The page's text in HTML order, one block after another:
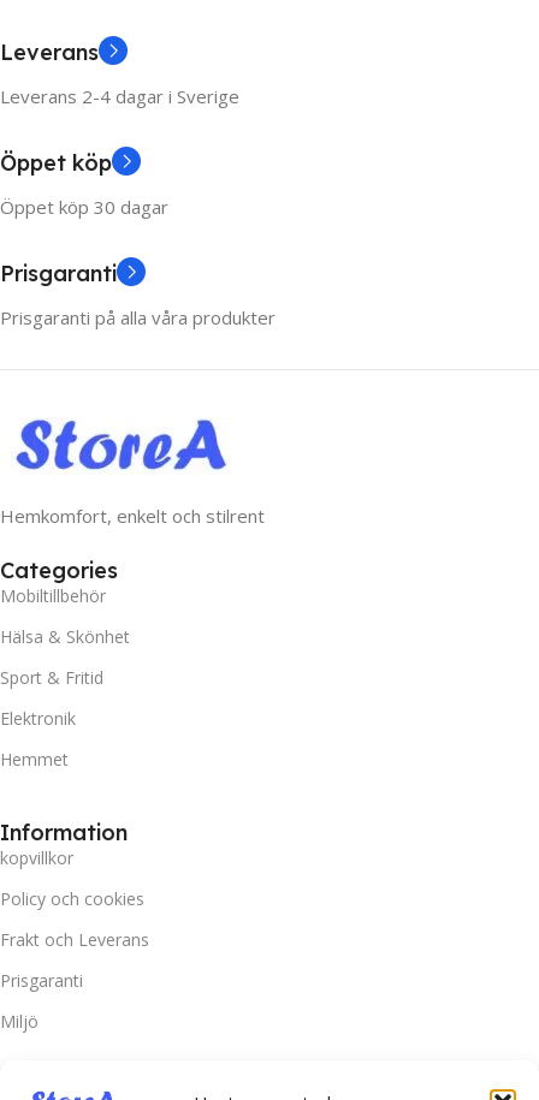
Leverans
Leverans 2-4 dagar i Sverige
Öppet köp
Öppet köp 30 dagar
Prisgaranti
Prisgaranti på alla våra produkter
Hemkomfort, enkelt och stilrent
Categories
Mobiltillbehör
Hälsa & Skönhet
Sport & Fritid
Elektronik
Hemmet
Information
kopvillkor
Policy och cookies
Frakt och Leverans
Prisgaranti
Miljö
Kundtjänst